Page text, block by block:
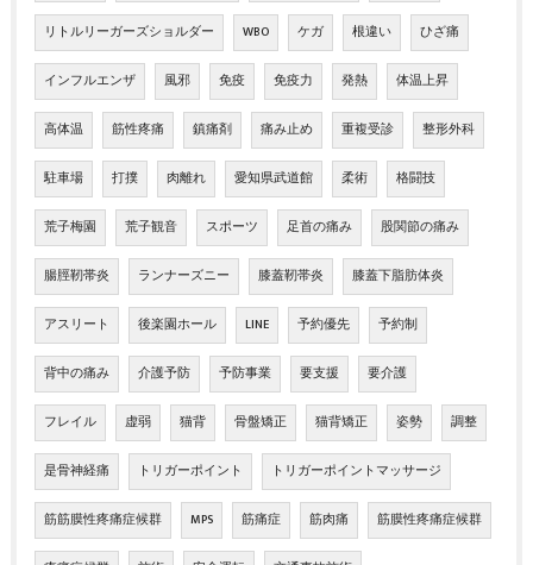
リトルリーガーズショルダー WBO ケガ 根違い ひざ痛
インフルエンザ 風邪 免疫 免疫力 発熱 体温上昇
高体温 筋性疼痛 鎮痛剤 痛み止め 重複受診 整形外科
駐車場 打撲 肉離れ 愛知県武道館 柔術 格闘技
荒子梅園 荒子観音 スポーツ 足首の痛み 股関節の痛み
腸脛靭帯炎 ランナーズニー 膝蓋靭帯炎 膝蓋下脂肪体炎
アスリート 後楽園ホール LINE 予約優先 予約制
背中の痛み 介護予防 予防事業 要支援 要介護
フレイル 虚弱 猫背 骨盤矯正 猫背矯正 姿勢 調整
是骨神経痛 トリガーポイント トリガーポイントマッサージ
筋筋膜性疼痛症候群 MPS 筋痛症 筋肉痛 筋膜性疼痛症候群